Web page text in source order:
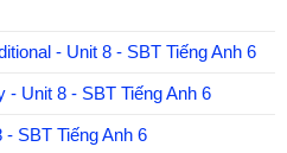
- Unit 8 - SBT Tiếng Anh 6
- Unit 8 - SBT Tiếng Anh 6
- SBT Tiếng Anh 6